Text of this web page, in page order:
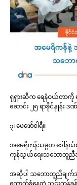
ရုရှားဆီက ရေနံဝယ်တာကို
ဆောင်း ၂၅ ရာခိုင်နှုန်း ဒ
၃၊ ဖေဖော်ဝါရီ။
အမေရိကန်သမ္မတ ဒေါ်နယ်
ကုန်သွယ်ရေးသဘောတူညီ
အဆိုပါ သဘောတူညီချက်
ကောက်ခံနေတဲ့ သွင်းကုန်ခွန်